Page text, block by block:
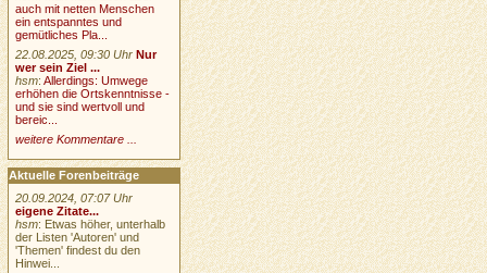
auch mit netten Menschen
ein entspanntes und
gemütliches Pla...
22.08.2025, 09:30 Uhr Nur
wer sein Ziel ...
hsm:Allerdings: Umwege
erhöhen die Ortskenntnisse -
und sie sind wertvoll und
bereic...
weitere Kommentare ...
Aktuelle Forenbeiträge
20.09.2024, 07:07 Uhr
eigene Zitate...
hsm: Etwas höher, unterhalb
der Listen 'Autoren' und
'Themen' findest du den
Hinwei...